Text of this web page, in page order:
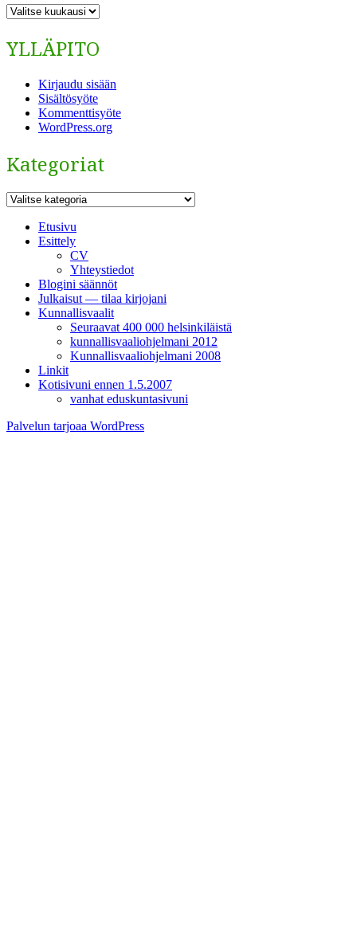
ARKISTO
YLLÄPITO
Kirjaudu sisään
Sisältösyöte
Kommenttisyöte
WordPress.org
Kategoriat
Kategoriat
Etusivu
Esittely
CV
Yhteystiedot
Blogini säännöt
Julkaisut — tilaa kirjojani
Kunnallisvaalit
Seuraavat 400 000 helsinkiläistä
kunnallisvaaliohjelmani 2012
Kunnallisvaaliohjelmani 2008
Linkit
Kotisivuni ennen 1.5.2007
vanhat eduskuntasivuni
Palvelun tarjoaa WordPress